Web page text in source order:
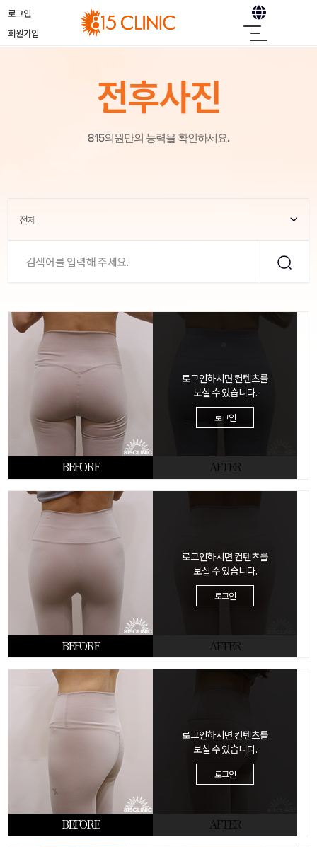
로그인
회원가입
전후사진
815의원만의 능력을 확인하세요.
전체
BEFORE AFTER
로그인하시면 컨텐츠를
보실 수 있습니다.
로그인
BEFORE AFTER
로그인하시면 컨텐츠를
보실 수 있습니다.
로그인
BEFORE AFTER
로그인하시면 컨텐츠를
보실 수 있습니다.
로그인